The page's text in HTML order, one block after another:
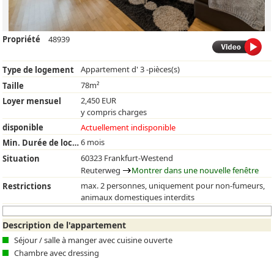
Propriété 48939
Type de logement
Appartement d' 3 -pièces(s)
Taille
78m²
Loyer mensuel
2,450 EUR
y compris charges
disponible
Actuellement indisponible
Min. Durée de location6 mois
Situation
60323 Frankfurt-Westend
Reuterweg
Montrer dans une nouvelle fenêtre
Restrictions
max. 2 personnes, uniquement pour non-fumeurs,
animaux domestiques interdits
Description de l'appartement
Séjour / salle à manger avec cuisine ouverte
Chambre avec dressing